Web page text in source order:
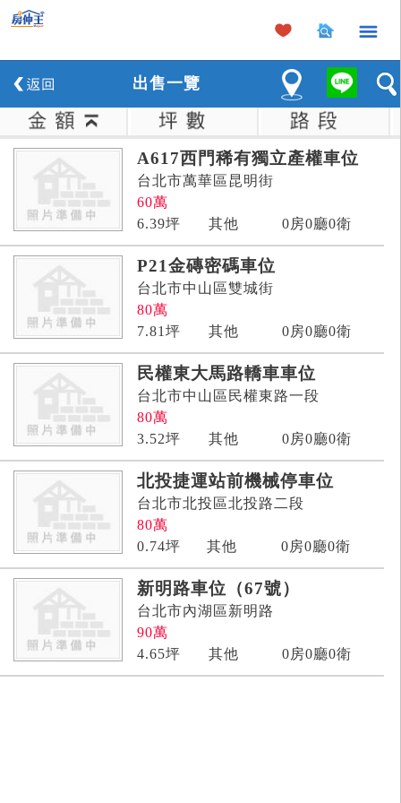
×
出售一覽
A617西門稀有獨立產權車位
台北市萬華區昆明街
60萬
6.39坪 其他 0房0廳0衛
P21金磚密碼車位
台北市中山區雙城街
80萬
7.81 坪 其他 0房0廳0衛
民權東大馬路轎車車位
台北市中山區民權東路一段
80萬
3.52坪 其他 0房0廳0衛
北投捷運站前機械停車位
台北市北投區北投路二段
80萬
0.74坪 其他 0房0廳0衛
新明路車位（67號）
台北市內湖區新明路
90萬
4.65坪 其他 0房0廳0衛